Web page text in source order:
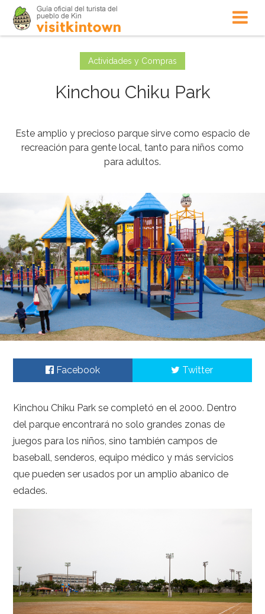
Actividades y Compras
Kinchou Chiku Park
Este amplio y precioso parque sirve como espacio de
recreación para gente local, tanto para niños como
para adultos.
Facebook Twitter
Kinchou Chiku Park se completó en el 2000. Dentro
del parque encontrará no solo grandes zonas de
juegos para los niños, sino también campos de
baseball, senderos, equipo médico y más servicios
que pueden ser usados por un amplio abanico de
edades.